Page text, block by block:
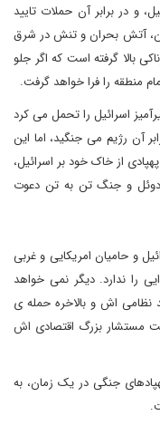
و در برابر آن حملات تایید
آتش بحران و تنش در شرق
بالا گرفته است که اگر جلو
منطقه را فرا خواهد گرفت.
اسرائیل را تحمل می کرد
آن رژیم می جنگید، اما این
از خاک خود بر اسرائیل،
دوئل و جنگ تن به تن دعوت
و حامیان امریکایی و غربی
را ندارد. دیگر نمی خواهد
نظامی اش و بالاخره حمله ی
مستشار بزرگ اقتصادی اش
جنگی در یک زمان، به